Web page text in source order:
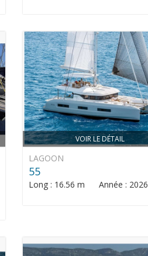
VOIR LE DÉTAIL
LAGOON
55
Long : 16.56 m Année : 2026